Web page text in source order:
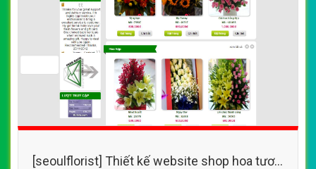
[seoulflorist] Thiết kế website shop hoa tươi